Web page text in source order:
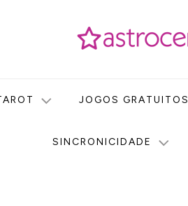
JOGOS GRATUITOS
SINCRONICIDADE